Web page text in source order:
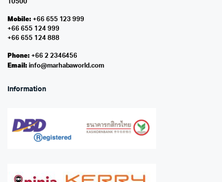
10500
Mobile:+66 655 123 999
+66 655 124 999
+66 655 124 888
Phone:+66 2 2346456
Email: info@marhabaworld.com
Information